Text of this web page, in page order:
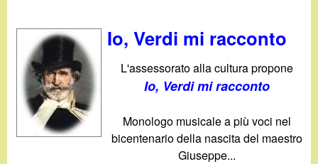
Io, Verdi mi racconto
L'assessorato alla cultura propone
Io, Verdi mi racconto
Monologo musicale a più voci nel
bicentenario della nascita del maestro
Giuseppe...